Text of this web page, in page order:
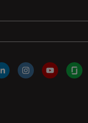
LinkedInInstagramYouTube